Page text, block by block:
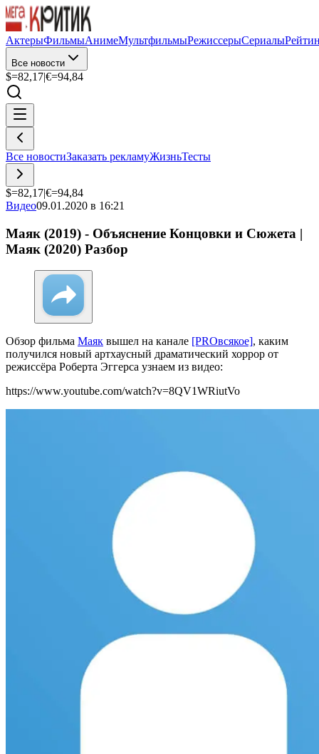
АктерыФильмыАнимеМультфильмыРежиссерыСериалы
Все новости
$=82,17|€=94,84
Все новостиЗаказать рекламуЖизньТесты
$=82,17|€=94,84
Видео09.01.2020 в 16:21
Маяк (2019) - Объяснение Концовки и Сюжета |
Маяк (2020) Разбор
Обзор фильма Маяк вышел на канале [PROвсякое], каким
получился новый артхаусный драматический хоррор от
режиссёра Роберта Эггерса узнаем из видео:
https://www.youtube.com/watch?v=8QV1WRiutVo